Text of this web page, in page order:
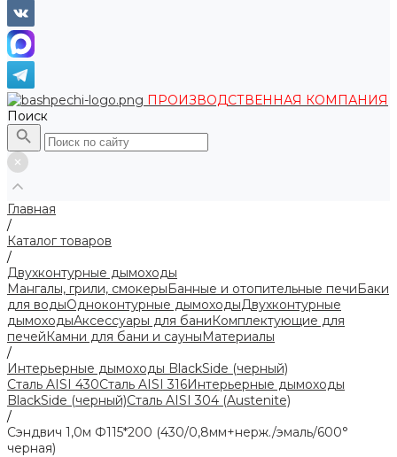
ПРОИЗВОДСТВЕННАЯ КОМПАНИЯ
Поиск
Главная
/
Каталог товаров
/
Двухконтурные дымоходы
Мангалы, грили, смокерыБанные и отопительные печиБаки
для водыОдноконтурные дымоходыДвухконтурные
дымоходыАксессуары для баниКомплектующие для
печейКамни для бани и сауныМатериалы
/
Интерьерные дымоходы BlackSide (черный)
Сталь AISI 430Сталь AISI 316Интерьерные дымоходы
BlackSide (черный)Сталь AISI 304 (Austenite)
/
Сэндвич 1,0м Ф115*200 (430/0,8мм+нерж./эмаль/600°
черная)